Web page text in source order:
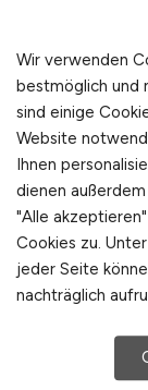
den Markt
gebündelte
sich
erfassen,
Der
Tätigkeiten
Regionen
lassen sich
leichter
Wir verwenden
bestmöglich und
sind einige
Website
Ihnen
dienen
"Alle
Cookies zu.
jeder Seite
nachträglich